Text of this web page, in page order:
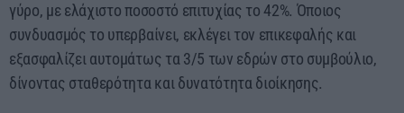
γύρο, με ελάχιστο ποσοστό επιτυχίας το 42%. Όποιος
συνδυασμός το υπερβαίνει, εκλέγει τον επικεφαλής και
εξασφαλίζει αυτομάτως τα 3/5 των εδρών στο συμβούλιο,
δίνοντας σταθερότητα και δυνατότητα διοίκησης.